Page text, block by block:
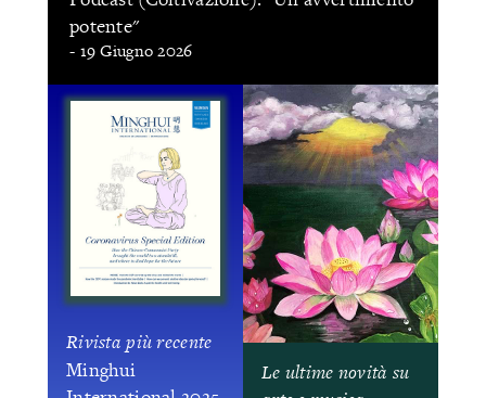
potente"
- 19 Giugno 2026
Rivista più recente
Minghui
Le ultime novità su